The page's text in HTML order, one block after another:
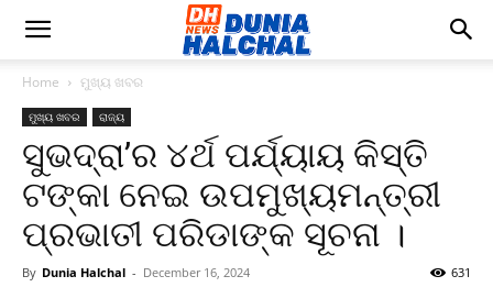
Home ମୁଖ୍ୟ ଖବର
ମୁଖ୍ୟ ଖବର ରାଜ୍ୟ
ସୁଭଦ୍ରା’ର ୪ର୍ଥ ପର୍ଯ୍ୟାୟ କିସ୍ତି
ଟଙ୍କା ନେଇ ଉପମୁଖ୍ୟମନ୍ତ୍ରୀ
ପ୍ରଭାତୀ ପରିଡାଙ୍କ ସୂଚନା ।
By Dunia Halchal - December 16, 2024 631